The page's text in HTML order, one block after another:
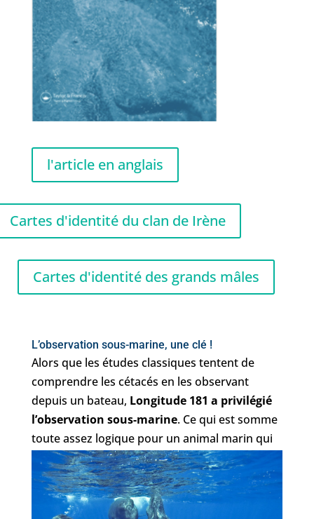
l'article en anglais
Cartes d'identité du clan de Irène
Cartes d'identité des grands mâles
L’observation sous-marine, une clé !
Alors que les études classiques tentent de
comprendre les cétacés en les observant
depuis un bateau, Longitude 181 a privilégié
l’observation sous-marine. Ce qui est somme
toute assez logique pour un animal marin qui
passe le plus clair de son temps caché sous la
surface !